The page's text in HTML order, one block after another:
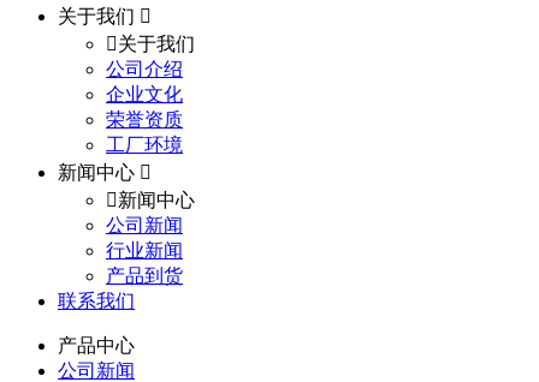
关于我们
关于我们
公司介绍
企业文化
荣誉资质
工厂环境
新闻中心
新闻中心
公司新闻
行业新闻
产品到货
联系我们
产品中心
公司新闻